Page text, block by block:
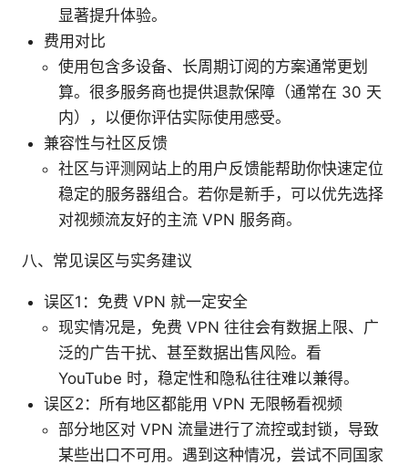
显著提升体验。
费用对比
使用包含多设备、长周期订阅的方案通常更划
算。很多服务商也提供退款保障（通常在 30 天
内），以便你评估实际使用感受。
兼容性与社区反馈
社区与评测网站上的用户反馈能帮助你快速定位
稳定的服务器组合。若你是新手，可以优先选择
对视频流友好的主流 VPN 服务商。
八、常见误区与实务建议
误区1：免费 VPN 就一定安全
现实情况是，免费 VPN 往往会有数据上限、广
泛的广告干扰、甚至数据出售风险。看
YouTube 时，稳定性和隐私往往难以兼得。
误区2：所有地区都能用 VPN 无限畅看视频
部分地区对 VPN 流量进行了流控或封锁，导致
某些出口不可用。遇到这种情况，尝试不同国家